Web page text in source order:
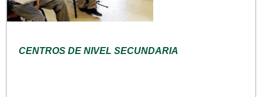
CENTROS DE NIVEL SECUNDARIA